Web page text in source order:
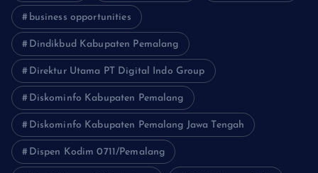
business opportunities
Dindikbud Kabupaten Pemalang
Direktur Utama PT Digital Indo Group
Diskominfo Kabupaten Pemalang
Diskominfo Kabupaten Pemalang Jawa Tengah
Dispen Kodim 0711/Pemalang